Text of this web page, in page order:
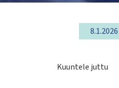
8.1.2026
Kuuntele juttu